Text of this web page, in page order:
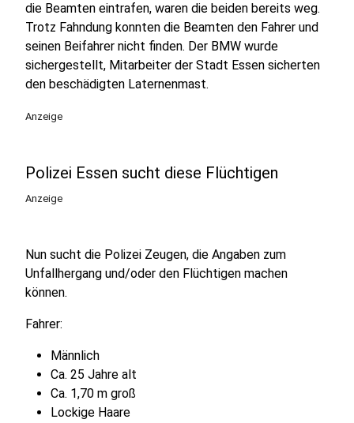
die Beamten eintrafen, waren die beiden bereits weg.
Trotz Fahndung konnten die Beamten den Fahrer und
seinen Beifahrer nicht finden. Der BMW wurde
sichergestellt, Mitarbeiter der Stadt Essen sicherten
den beschädigten Laternenmast.
Anzeige
Polizei Essen sucht diese Flüchtigen
Anzeige
Nun sucht die Polizei Zeugen, die Angaben zum
Unfallhergang und/oder den Flüchtigen machen
können.
Fahrer:
Männlich
Ca. 25 Jahre alt
Ca. 1,70 m groß
Lockige Haare